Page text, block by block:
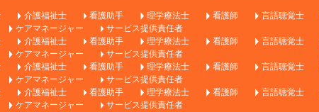
介護福祉士 看護助手 理学療法士 看護師 言語聴覚士
ケアマネージャー サービス提供責任者
介護福祉士 看護助手 理学療法士 看護師 言語聴覚士
ケアマネージャー サービス提供責任者
介護福祉士 看護助手 理学療法士 看護師 言語聴覚士
ケアマネージャー サービス提供責任者
介護福祉士 看護助手 理学療法士 看護師 言語聴覚士
ケアマネージャー サービス提供責任者